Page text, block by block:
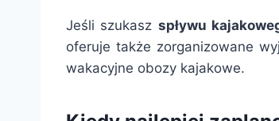
Jeśli szukasz spływu
oferuje także zorganizowane
wakacyjne obozy kajakowe.